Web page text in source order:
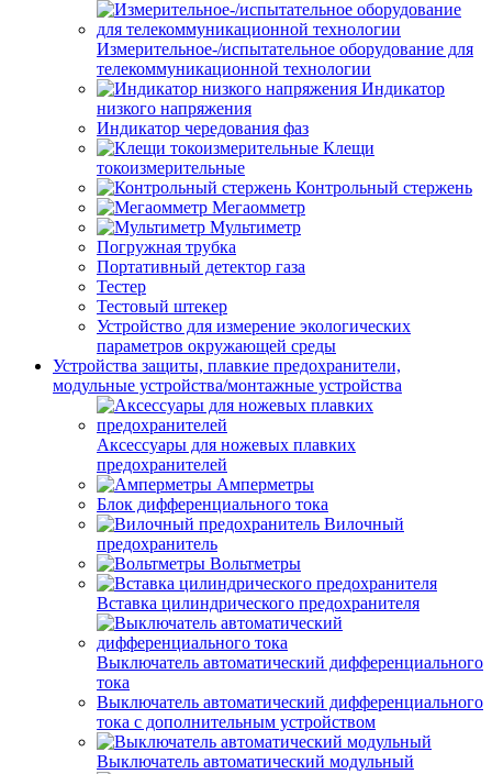
Измерительное-/испытательное оборудование для
телекоммуникационной технологии
Индикатор
низкого напряжения
Индикатор чередования фаз
Клещи
токоизмерительные
Контрольный стержень
Мегаомметр
Мультиметр
Погружная трубка
Портативный детектор газа
Тестер
Тестовый штекер
Устройство для измерение экологических
параметров окружающей среды
Устройства защиты, плавкие предохранители,
модульные устройства/монтажные устройства
Аксессуары для ножевых плавких
предохранителей
Амперметры
Блок дифференциального тока
Вилочный
предохранитель
Вольтметры
Вставка цилиндрического предохранителя
Выключатель автоматический дифференциального
тока
Выключатель автоматический дифференциального
тока с дополнительным устройством
Выключатель автоматический модульный